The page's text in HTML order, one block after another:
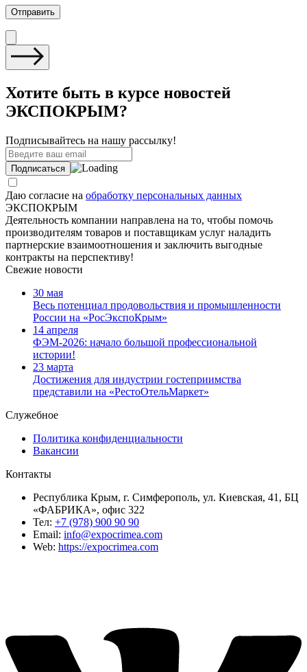
Хотите быть в курсе новостей
ЭКСПОКРЫМ?
Подписывайтесь на нашу рассылку!
Даю согласие на обработку персональных данных
ЭКСПОКРЫМ
Деятельность компании направлена на то, чтобы помочь
производителям товаров и поставщикам услуг наладить
партнерские взаимоотношения и заключить выгодные
контракты на перспективу!
Свежие новости
30 мая
Весь потенциал продовольствия и промышленности
России на «РосЭкспоКрым»
14 апреля
ФЭМ-2026: начало большой профессиональной
истории!
23 марта
Достижения для индустрии гостеприимства
представили на «РестоОтельМаркет»
Служебное
Политика конфиденциальности
Вакансии
Контакты
Республика Крым, г. Симферополь, ул. Киевская, 41, БЦ
«ФАБРИКА», офис 322
Тел: +7 (978) 900 90 90
Email: info@expocrimea.com
Web: https://expocrimea.com